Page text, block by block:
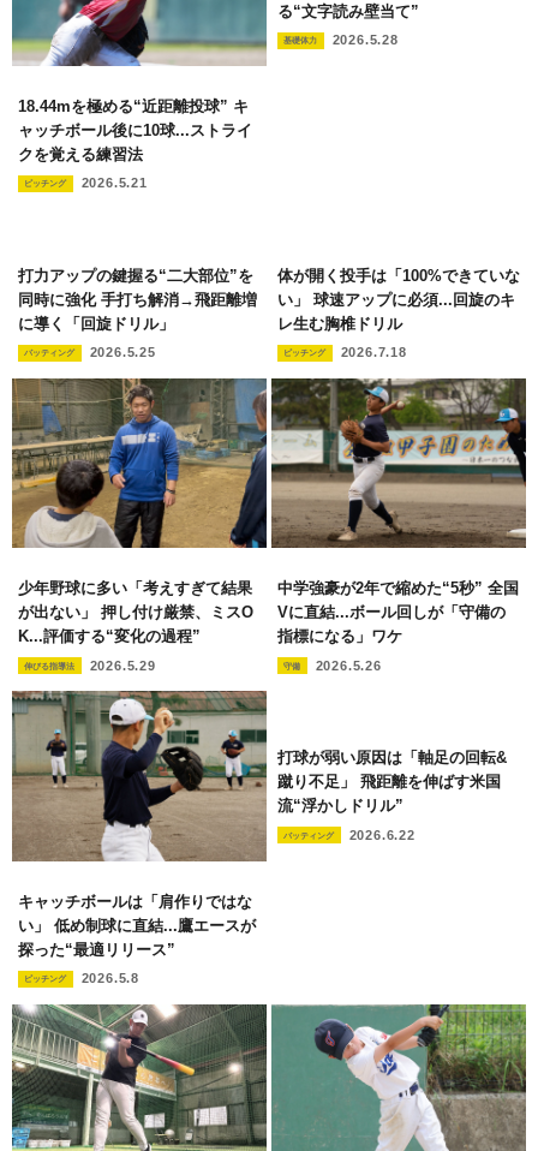
18.44mを極める“近距離投球” キ
ャッチボール後に10球...ストライ
クを覚える練習法
ピッチング 2026.5.21
る“文字読み壁当て”
基礎体力 2026.5.28
打力アップの鍵握る“二大部位”を
同時に強化 手打ち解消→飛距離増
に導く「回旋ドリル」
バッティング 2026.5.25
体が開く投手は「100%できていな
い」 球速アップに必須...回旋のキ
レ生む胸椎ドリル
ピッチング 2026.7.18
少年野球に多い「考えすぎて結果
が出ない」 押し付け厳禁、ミスO
K...評価する“変化の過程”
伸びる指導法 2026.5.29
中学強豪が2年で縮めた“5秒” 全国
Vに直結...ボール回しが「守備の
指標になる」ワケ
守備 2026.5.26
キャッチボールは「肩作りではな
い」 低め制球に直結...鷹エースが
探った“最適リリース”
ピッチング 2026.5.8
打球が弱い原因は「軸足の回転&
蹴り不足」 飛距離を伸ばす米国
流“浮かしドリル”
バッティング 2026.6.22